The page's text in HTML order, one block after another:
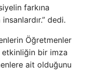
farkına
dedi.
Öğretmenler
etkinliğin bir imza
ait olduğunu